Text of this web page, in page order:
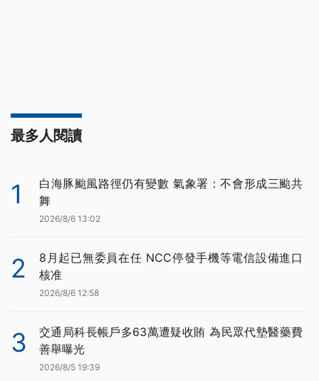
最多人閱讀
1
白海豚颱風路徑仍有變數 氣象署：不會形成三颱共
舞
2026/8/6 13:02
2
8月起已無委員在任 NCC停發手機等電信設備進口
核准
2026/8/6 12:58
3
交通局科長帳戶多63萬遭疑收賄 為民眾代墊醫藥費
善舉曝光
2026/8/5 19:39